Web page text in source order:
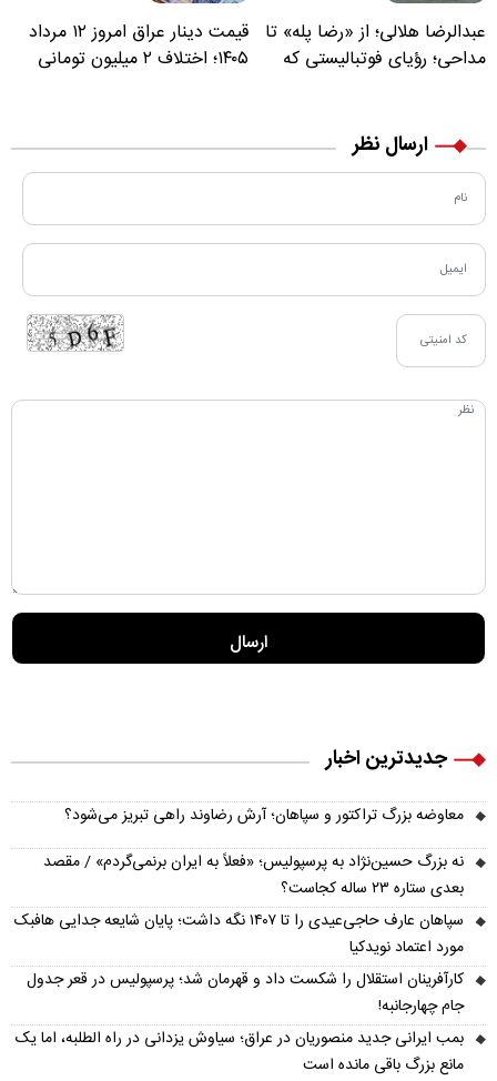
عبدالرضا هلالی؛ از «رضا پله» تا
مداحی؛ رؤیای فوتبالیستی که
قیمت دینار عراق امروز ۱۲ مرداد
۱۴۰۵؛ اختلاف ۲ میلیون تومانی
ارسال نظر
جدیدترین اخبار
معاوضه بزرگ تراکتور و سپاهان؛ آرش رضاوند راهی تبریز می‌شود؟
نه بزرگ حسین‌نژاد به پرسپولیس؛ «فعلاً به ایران برنمی‌گردم» / مقصد
بعدی ستاره ۲۳ ساله کجاست؟
سپاهان عارف حاجی‌عیدی را تا ۱۴۰۷ نگه داشت؛ پایان شایعه جدایی هافبک
مورد اعتماد نویدکیا
کارآفرینان استقلال را شکست داد و قهرمان شد؛ پرسپولیس در قعر جدول
جام چهارجانبه!
بمب ایرانی جدید منصوریان در عراق؛ سیاوش یزدانی در راه الطلبه، اما یک
مانع بزرگ باقی مانده است